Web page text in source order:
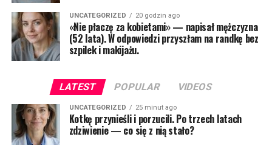
UNCATEGORIZED 20 godzin ago
«Nie płaczę za kobietami» — napisał mężczyzna
(52 lata). W odpowiedzi przyszłam na randkę bez
szpilek i makijażu.
LATEST POPULAR VIDEOS
UNCATEGORIZED 25 minut ago
Kotkę przynieśli i porzucili. Po trzech latach
zdziwienie — co się z nią stało?